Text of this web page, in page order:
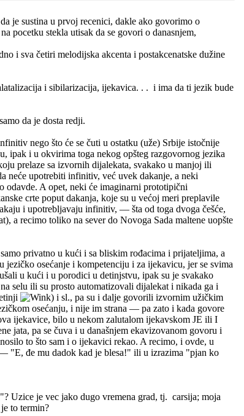
da je sustina u prvoj recenici, dakle ako govorimo o
pocetku stekla utisak da se govori o danasnjem,
i sva četiri melodijska akcenta i postakcenatske dužine
i sibilarizacija, ijekavica. . . i ima da ti jezik bude
da je dosta redji.
nego što će se čuti u ostatku (uže) Srbije istočnije
ipak i u okvirima toga nekog opšteg razgovornog jezika
prelaze sa izvornih dijalekata, svakako u manjoj ili
neće upotrebiti infinitiv, već uvek dakanje, a neki
A opet, neki će imaginarni prototipični
crte poput dakanja, koje su u većoj meri preplavile
i upotrebljavaju infinitiv, — šta od toga dvoga češće,
a recimo toliko na sever do Novoga Sada maltene uopšte
privatno u kući i sa bliskim rođacima i prijateljima, a
osećanje i kompetenciju i za ijekavicu, jer se svima
u kući i u porodici u detinjstvu, ipak su je svakako
selu ili su prosto automatizovali dijalekat i nikada ga i
) i sl., pa su i dalje govorili izvornim užičkim
osećanju, i nije im strana — pa zato i kada govore
ijekavice, bilo u nekom zalutalom ijekavskom JE ili I
jata, pa se čuva i u današnjem ekavizovanom govoru i
to što sam i o ijekavici rekao. A recimo, i ovde, u
"E, đe mu dadok kad je blesa!" ili u izrazima "pjan ko
Uzice je vec jako dugo vremena grad, tj. carsija; moja
to termin?